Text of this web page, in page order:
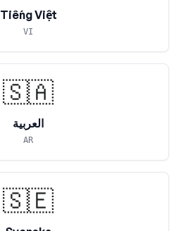
Tiếng Việt
VI
🇸🇦
العربية
AR
🇸🇪